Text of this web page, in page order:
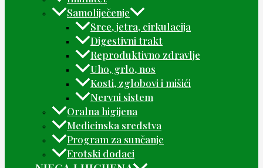
Samoliječenje
Srce, jetra, cirkulacija
Digestivni trakt
Reproduktivno zdravlje
Uho, grlo, nos
Kosti, zglobovi i mišići
Nervni sistem
Oralna higijena
Medicinska sredstva
Program za sunčanje
Erotski dodaci